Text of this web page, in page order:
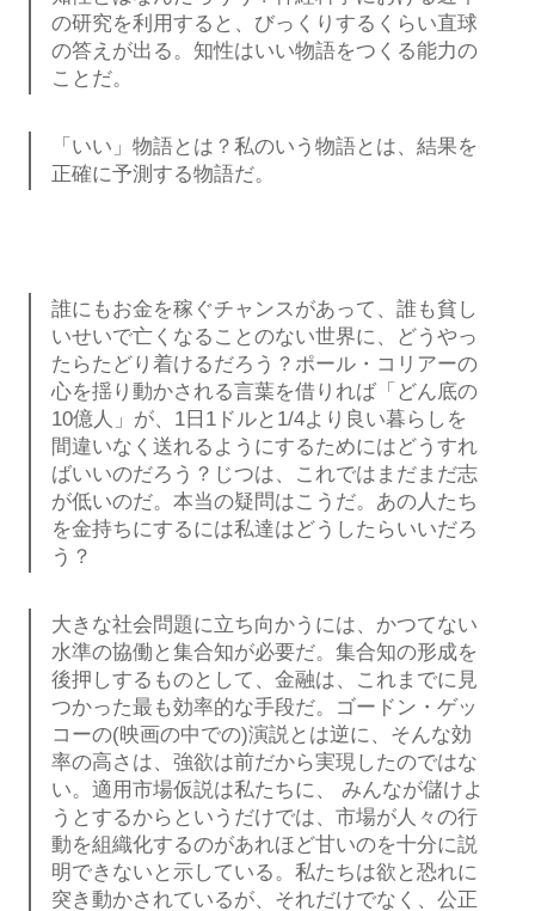
の研究を利用すると、びっくりするくらい直球
の答えが出る。知性はいい物語をつくる能力の
ことだ。
「いい」物語とは？私のいう物語とは、結果を
正確に予測する物語だ。
誰にもお金を稼ぐチャンスがあって、誰も貧し
いせいで亡くなることのない世界に、どうやっ
たらたどり着けるだろう？ポール・コリアーの
心を揺り動かされる言葉を借りれば「どん底の
10億人」が、1日1ドルと1/4より良い暮らしを
間違いなく送れるようにするためにはどうすれ
ばいいのだろう？じつは、これではまだまだ志
が低いのだ。本当の疑問はこうだ。あの人たち
を金持ちにするには私達はどうしたらいいだろ
う？
大きな社会問題に立ち向かうには、かつてない
水準の協働と集合知が必要だ。集合知の形成を
後押しするものとして、金融は、これまでに見
つかった最も効率的な手段だ。ゴードン・ゲッ
コーの(映画の中での)演説とは逆に、そんな効
率の高さは、強欲は前だから実現したのではな
い。適用市場仮説は私たちに、 みんなが儲けよ
うとするからというだけでは、市場が人々の行
動を組織化するのがあれほど甘いのを十分に説
明できないと示している。私たちは欲と恐れに
突き動かされているが、それだけでなく、公正